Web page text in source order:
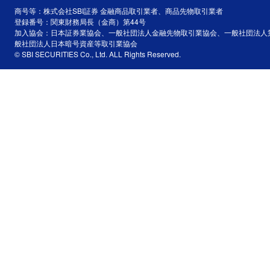
商号等：株式会社SBI証券 金融商品取引業者、商品先物取引業者
登録番号：関東財務局長（金商）第44号
加入協会：日本証券業協会、一般社団法人金融先物取引業協会、一般社団法
般社団法人日本暗号資産等取引業協会
© SBI SECURITIES Co., Ltd. ALL Rights Reserved.